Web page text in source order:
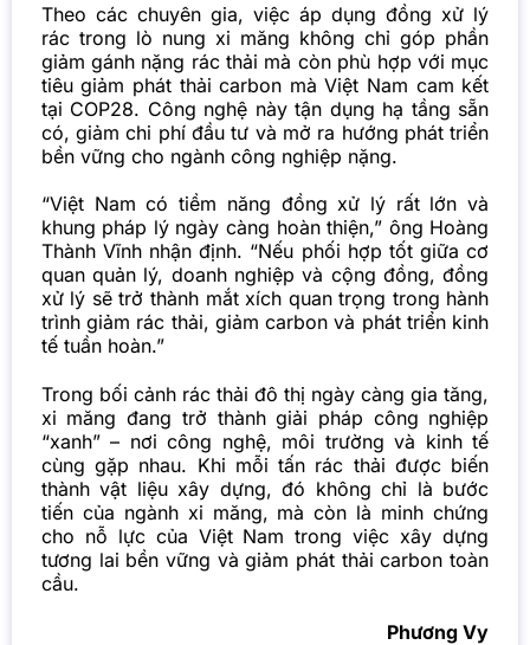
Theo các chuyên gia, việc áp dụng đồng xử lý
rác trong lò nung xi măng không chỉ góp phần
giảm gánh nặng rác thải mà còn phù hợp với mục
tiêu giảm phát thải carbon mà Việt Nam cam kết
tại COP28. Công nghệ này tận dụng hạ tầng sẵn
có, giảm chi phí đầu tư và mở ra hướng phát triển
bền vững cho ngành công nghiệp nặng.
“Việt Nam có tiềm năng đồng xử lý rất lớn và
khung pháp lý ngày càng hoàn thiện,” ông Hoàng
Thành Vĩnh nhận định. “Nếu phối hợp tốt giữa cơ
quan quản lý, doanh nghiệp và cộng đồng, đồng
xử lý sẽ trở thành mắt xích quan trọng trong hành
trình giảm rác thải, giảm carbon và phát triển kinh
tế tuần hoàn.”
Trong bối cảnh rác thải đô thị ngày càng gia tăng,
xi măng đang trở thành giải pháp công nghiệp
“xanh” – nơi công nghệ, môi trường và kinh tế
cùng gặp nhau. Khi mỗi tấn rác thải được biến
thành vật liệu xây dựng, đó không chỉ là bước
tiến của ngành xi măng, mà còn là minh chứng
cho nỗ lực của Việt Nam trong việc xây dựng
tương lai bền vững và giảm phát thải carbon toàn
cầu.
Phương Vy